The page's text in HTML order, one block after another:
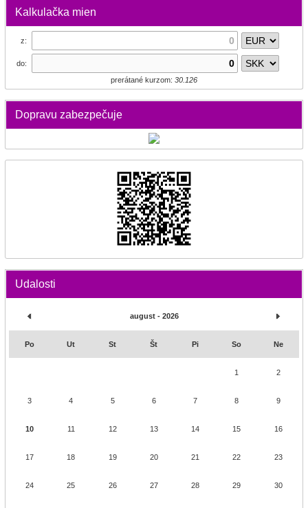
Kalkulačka mien
z:
do:
prerátané kurzom: 30.126
Dopravu zabezpečuje
Udalosti
august - 2026
Po Ut St Št Pi So Ne
1 2
3 4 5 6 7 8 9
10 11 12 13 14 15 16
17 18 19 20 21 22 23
24 25 26 27 28 29 30